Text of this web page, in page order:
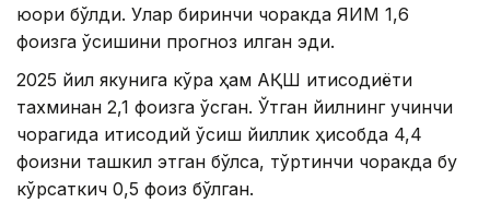
юқори бўлди. Улар биринчи чоракда ЯИМ 1,6
фоизга ўсишини прогноз қилган эди.
2025 йил якунига кўра ҳам АҚШ иқтисодиёти
тахминан 2,1 фоизга ўсган. Ўтган йилнинг учинчи
чорагида иқтисодий ўсиш йиллик ҳисобда 4,4
фоизни ташкил этган бўлса, тўртинчи чоракда бу
кўрсаткич 0,5 фоиз бўлган.